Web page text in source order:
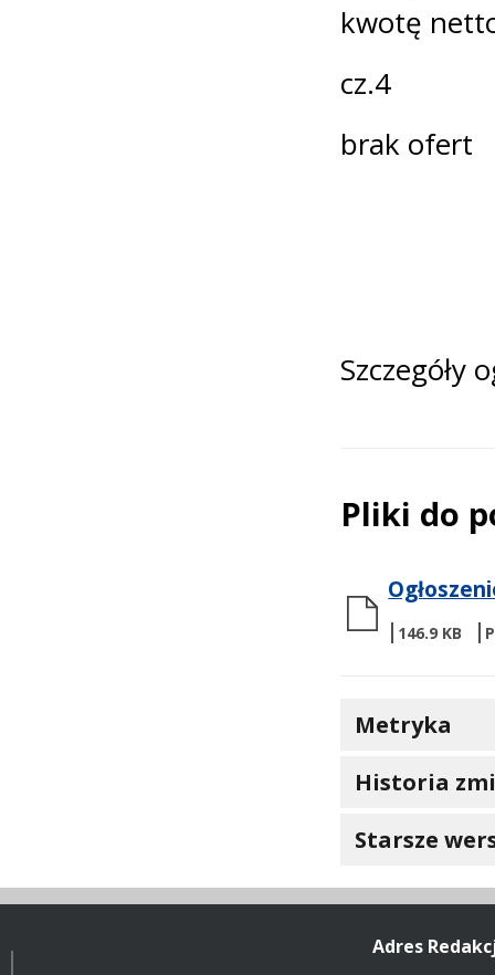
kwotę
cz.4
brak ofert
Szczegóły
Pliki do
146.9 KB
Metryka
Historia
Starsze
Adres